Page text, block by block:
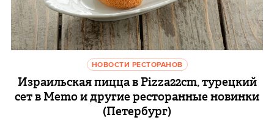
НОВОСТИ РЕСТОРАНОВ
Израильская пицца в Pizza22cm, турецкий
сет в Memo и другие ресторанные новинки
(Петербург)